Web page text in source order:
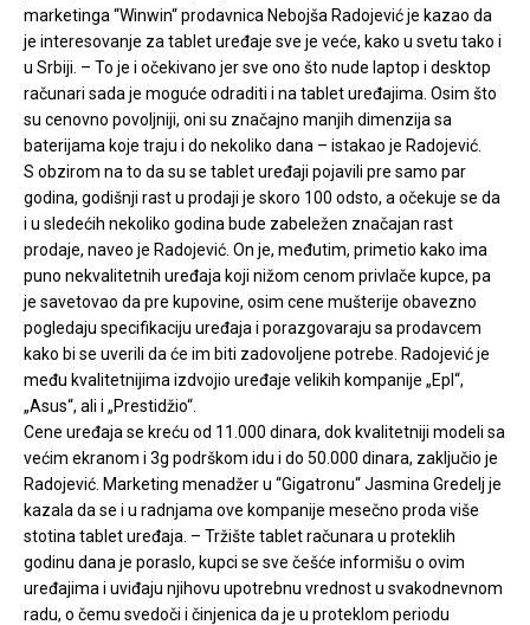
marketinga “Winwin“ prodavnica Nebojša Radojević je kazao da
je interesovanje za tablet uređaje sve je veće, kako u svetu tako i
u Srbiji. – To je i očekivano jer sve ono što nude laptop i desktop
računari sada je moguće odraditi i na tablet uređajima. Osim što
su cenovno povoljniji, oni su značajno manjih dimenzija sa
baterijama koje traju i do nekoliko dana – istakao je Radojević.
S obzirom na to da su se tablet uređaji pojavili pre samo par
godina, godišnji rast u prodaji je skoro 100 odsto, a očekuje se da
i u sledećih nekoliko godina bude zabeležen značajan rast
prodaje, naveo je Radojević. On je, međutim, primetio kako ima
puno nekvalitetnih uređaja koji nižom cenom privlače kupce, pa
je savetovao da pre kupovine, osim cene mušterije obavezno
pogledaju specifikaciju uređaja i porazgovaraju sa prodavcem
kako bi se uverili da će im biti zadovoljene potrebe. Radojević je
među kvalitetnijima izdvojio uređaje velikih kompanije „Epl“,
„Asus“, ali i „Prestidžio“.
Cene uređaja se kreću od 11.000 dinara, dok kvalitetniji modeli sa
većim ekranom i 3g podrškom idu i do 50.000 dinara, zaključio je
Radojević. Marketing menadžer u “Gigatronu“ Jasmina Gredelj je
kazala da se i u radnjama ove kompanije mesečno proda više
stotina tablet uređaja. – Tržište tablet računara u proteklih
godinu dana je poraslo, kupci se sve češće informišu o ovim
uređajima i uviđaju njihovu upotrebnu vrednost u svakodnevnom
radu, o čemu svedoči i činjenica da je u proteklom periodu